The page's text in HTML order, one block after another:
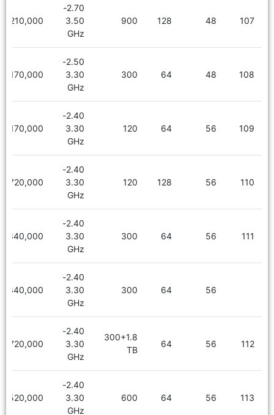
107
48
128
900
2.70-
3.50
GHz
6,210,000
108
48
64
300
2.50-
3.30
GHz
5,170,000
109
56
64
120
2.40-
3.30
GHz
5,170,000
110
56
128
120
2.40-
3.30
GHz
6,720,000
111
56
64
300
2.40-
3.30
GHz
5,340,000
56
64
300
2.40-
3.30
GHz
5,340,000
112
56
64
300+1.8
TB
2.40-
3.30
GHz
6,720,000
113
56
64
600
2.40-
3.30
GHz
5,520,000